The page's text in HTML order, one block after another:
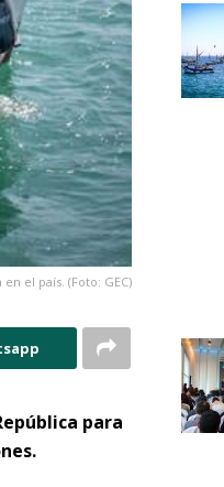
el país. (Foto: GEC)
para